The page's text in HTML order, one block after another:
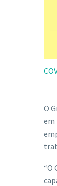
O
em
“O